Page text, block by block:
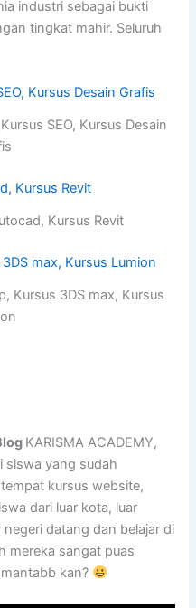
industri sebagai bukti
tingkat mahir. Seluruh
SEO, Kursus Desain
Kursus Revit
Kursus 3DS max, Kursus
KARISMA ACADEMY,
siswa yang sudah
kursus website,
dari luar kota, luar
datang dan belajar di
mereka sangat puas
kan?